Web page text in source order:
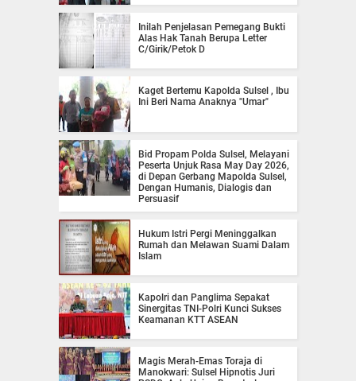
Inilah Penjelasan Pemegang Bukti
Alas Hak Tanah Berupa Letter
C/Girik/Petok D
Kaget Bertemu Kapolda Sulsel , Ibu
Ini Beri Nama Anaknya "Umar"
Bid Propam Polda Sulsel, Melayani
Peserta Unjuk Rasa May Day 2026,
di Depan Gerbang Mapolda Sulsel,
Dengan Humanis, Dialogis dan
Persuasif
Hukum Istri Pergi Meninggalkan
Rumah dan Melawan Suami Dalam
Islam
Kapolri dan Panglima Sepakat
Sinergitas TNI-Polri Kunci Sukses
Keamanan KTT ASEAN
Magis Merah-Emas Toraja di
Manokwari: Sulsel Hipnotis Juri